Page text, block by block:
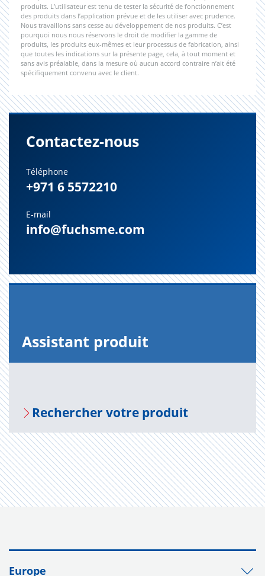
produits. L’utilisateur est tenu de tester la sécurité de fonctionnement
des produits dans l’application prévue et de les utiliser avec prudence.
Nous travaillons sans cesse au développement de nos produits. C’est
pourquoi nous nous réservons le droit de modifier la gamme de
produits, les produits eux-mêmes et leur processus de fabrication, ainsi
que toutes les indications sur la présente page, cela, à tout moment et
sans avis préalable, dans la mesure où aucun accord contraire n’ait été
spécifiquement convenu avec le client.
Contactez-nous
Téléphone
+971 6 5572210
E-mail
info@fuchsme.com
Assis­tant pro­duit
Recher­cher votre pro­duit
Europe